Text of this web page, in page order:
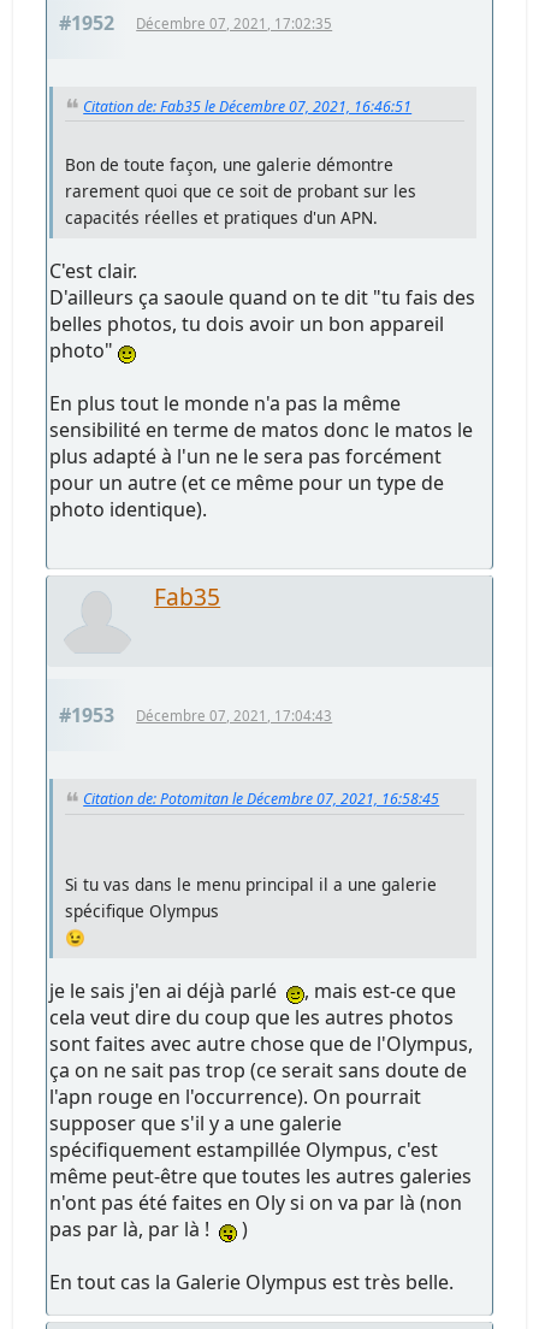
#1952 Décembre 07, 2021, 17:02:35
Citation de: Fab35 le Décembre 07, 2021, 16:46:51
Bon de toute façon, une galerie démontre
rarement quoi que ce soit de probant sur les
capacités réelles et pratiques d'un APN.
C'est clair.
D'ailleurs ça saoule quand on te dit "tu fais des
belles photos, tu dois avoir un bon appareil
photo"
En plus tout le monde n'a pas la même
sensibilité en terme de matos donc le matos le
plus adapté à l'un ne le sera pas forcément
pour un autre (et ce même pour un type de
photo identique).
Fab35
#1953 Décembre 07, 2021, 17:04:43
Citation de: Potomitan le Décembre 07, 2021, 16:58:45
Si tu vas dans le menu principal il a une galerie
spécifique Olympus
😉
je le sais j'en ai déjà parlé
, mais est-ce que
cela veut dire du coup que les autres photos
sont faites avec autre chose que de l'Olympus,
ça on ne sait pas trop (ce serait sans doute de
l'apn rouge en l'occurrence). On pourrait
supposer que s'il y a une galerie
spécifiquement estampillée Olympus, c'est
même peut-être que toutes les autres galeries
n'ont pas été faites en Oly si on va par là (non
pas par là, par là !
)
En tout cas la Galerie Olympus est très belle.